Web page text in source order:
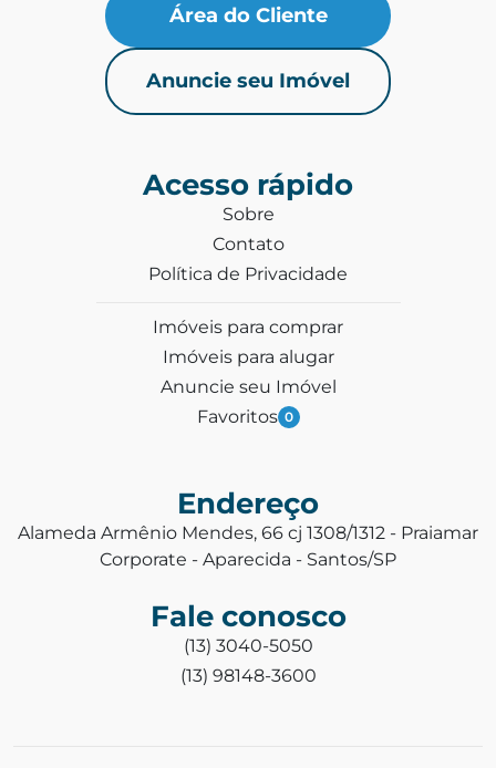
Área do Cliente
Anuncie seu Imóvel
Acesso rápido
Sobre
Contato
Política de Privacidade
Imóveis para comprar
Imóveis para alugar
Anuncie seu Imóvel
Favoritos 0
Endereço
Alameda Armênio Mendes, 66 cj 1308/1312 - Praiamar
Corporate - Aparecida - Santos/SP
Fale conosco
(13) 3040-5050
(13) 98148-3600